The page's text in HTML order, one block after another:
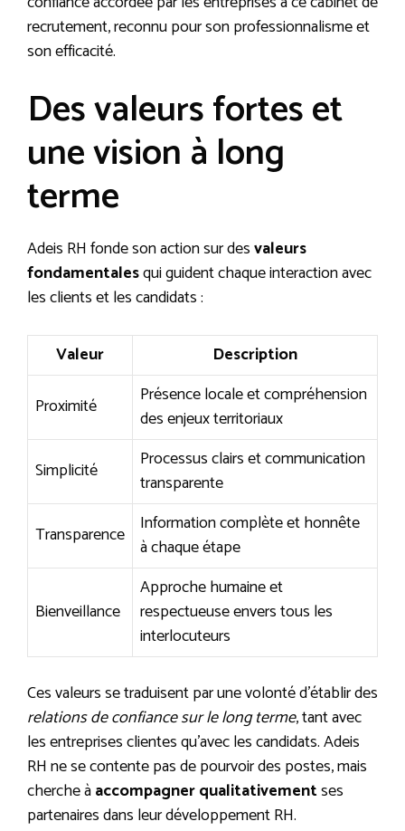
recrutement, reconnu pour son professionnalisme et
son efficacité.
Des valeurs fortes et
une vision à long
terme
Adeis RH fonde son action sur desvaleurs
fondamentalesqui guident chaque interaction avec
les clients et les candidats :
Valeur
Description
Proximité
Présence locale et compréhension
des enjeux territoriaux
Simplicité
Processus clairs et communication
transparente
Transparence Information complète et honnête
à chaque étape
Bienveillance
Approche humaine et
respectueuse envers tous les
interlocuteurs
Ces valeurs se traduisent par une volonté d’établir des
relations de confiance sur le long terme, tant avec
les entreprises clientes qu’avec les candidats. Adeis
RH ne se contente pas de pourvoir des postes, mais
cherche àaccompagner qualitativementses
partenaires dans leur développement RH.